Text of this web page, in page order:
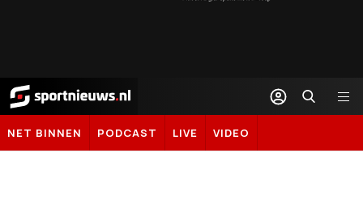
Sportnieuws.nl
NET BINNEN PODCAST LIVE VIDEO